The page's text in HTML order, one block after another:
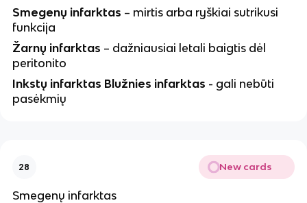
Smegenų infarktas – mirtis arba ryškiai sutrikusi
funkcija
Žarnų infarktas – dažniausiai letali baigtis dėl
peritonito
Inkstų infarktas Blužnies infarktas - gali nebūti
pasėkmių
28 New cards
Smegenų infarktas